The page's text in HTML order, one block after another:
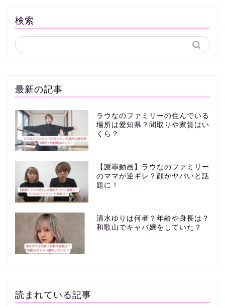
検索
最新の記事
ラウなのファミリーの住んでいる
場所は愛知県？間取りや家賃はい
くら？
【謝罪動画】ラウなのファミリー
のママが逆ギレ？顔がヤバいと話
題に！
清水ゆりは何者？年齢や身長は？
和歌山でキャバ嬢をしていた？
読まれている記事